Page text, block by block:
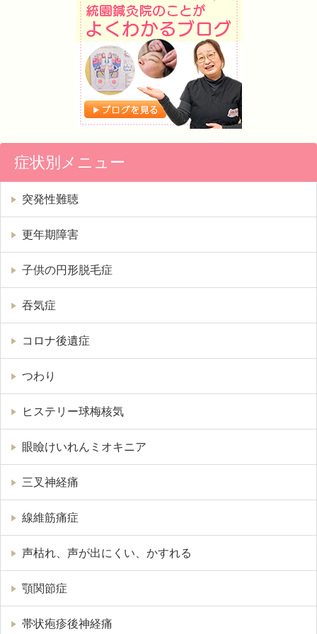
症状別メニュー
突発性難聴
更年期障害
子供の円形脱毛症
吞気症
コロナ後遺症
つわり
ヒステリー球梅核気
眼瞼けいれんミオキニア
三叉神経痛
線維筋痛症
声枯れ、声が出にくい、かすれる
顎関節症
帯状疱疹後神経痛